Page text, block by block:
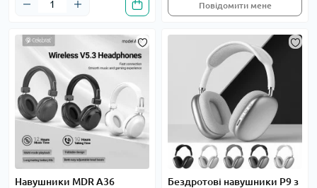
Повідомити мене
Навушники MDR A36
Бездротові навушники P9 з